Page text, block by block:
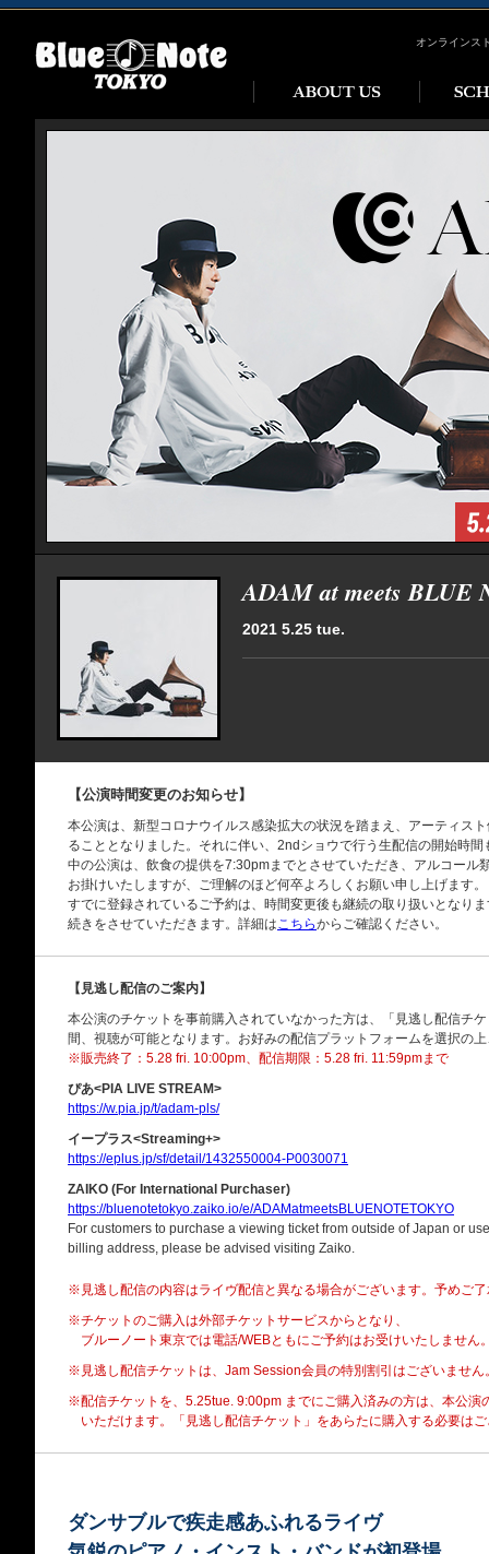
オンラインス
ADAM at meets BLUE
2021 5.25 tue.
【公演時間変更のお知らせ】
本公演は、新型コロナウイルス感染拡大の状況を踏まえ、アーティス
ることとなりました。それに伴い、2ndショウで行う生配信の開始時
中の公演は、飲食の提供を7:30pmまでとさせていただき、アルコール
お掛けいたしますが、ご理解のほど何卒よろしくお願い申し上げます。
すでに登録されているご予約は、時間変更後も継続の取り扱いとなり
続きをさせていただきます。詳細はこちらからご確認ください。
【見逃し配信のご案内】
本公演のチケットを事前購入されていなかった方は、「見逃し配信チ
間、視聴が可能となります。お好みの配信プラットフォームを選択の
※販売終了：5.28 fri. 10:00pm、配信期限：5.28 fri. 11:59pmまで
ぴあ<PIA LIVE STREAM>
https://w.pia.jp/t/adam-pls/
イープラス<Streaming+>
https://eplus.jp/sf/detail/1432550004-P0030071
ZAIKO (For International Purchaser)
https://bluenotetokyo.zaiko.io/e/ADAMatmeetsBLUENOTETOKYO
For customers to purchase a viewing ticket from outside of Japan or
billing address, please be advised visiting Zaiko.
※見逃し配信の内容はライヴ配信と異なる場合がございます。予めご
※チケットのご購入は外部チケットサービスからとなり、
ブルーノート東京では電話/WEBともにご予約はお受けいたしません
※見逃し配信チケットは、Jam Session会員の特別割引はございません
※配信チケットを、5.25tue. 9:00pm までにご購入済みの方は、本公演
いただけます。「見逃し配信チケット」をあらたに購入する必要は
ダンサブルで疾走感あふれるライヴ